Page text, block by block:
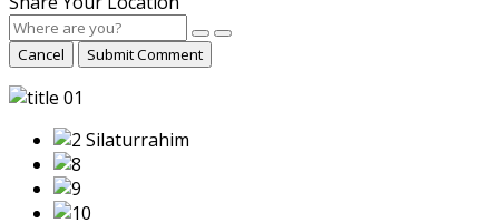
Cancel Submit Comment